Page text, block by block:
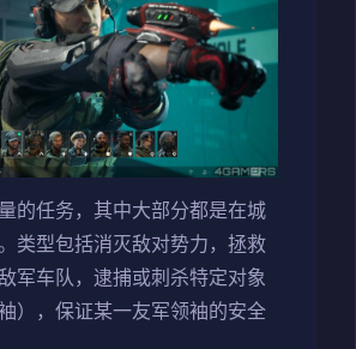
的任务，其中大部分都是在城
类型包括消灭敌对势力，拯救
军车队，逮捕或刺杀特定对象
袖），保证某一友军领袖的安全